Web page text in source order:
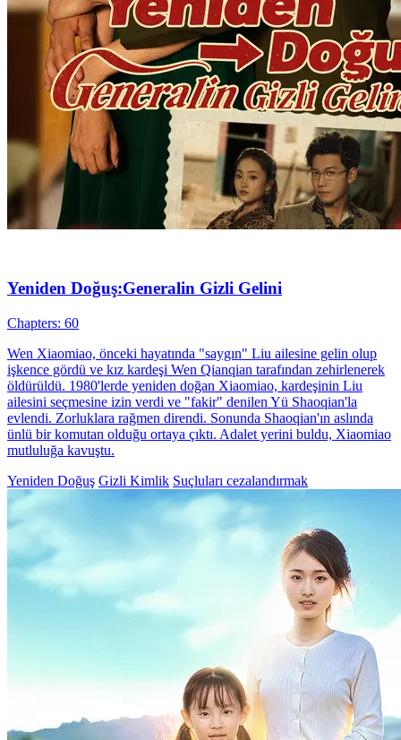
Yeniden Doğuş:Generalin Gizli Gelini
Chapters: 60
Wen Xiaomiao, önceki hayatında "saygın" Liu ailesine gelin olup
işkence gördü ve kız kardeşi Wen Qianqian tarafından zehirlenerek
öldürüldü. 1980'lerde yeniden doğan Xiaomiao, kardeşinin Liu
ailesini seçmesine izin verdi ve "fakir" denilen Yü Shaoqian'la
evlendi. Zorluklara rağmen direndi. Sonunda Shaoqian'ın aslında
ünlü bir komutan olduğu ortaya çıktı. Adalet yerini buldu, Xiaomiao
mutluluğa kavuştu.
Yeniden Doğuş Gizli Kimlik Suçluları cezalandırmak